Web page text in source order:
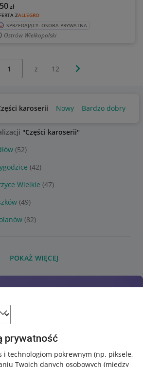
prywatność
i technologiom pokrewnym (np. piksele,
Twoich danych osobowych (między
ZALLEGRO
zł
SPRZEDAJĄCY: OSOBA PRYWATNA
Ostrów Wielkopolski
z 12 Następna strona
karoserii Nowy Bardzo dobry
"Części karoserii"
(52)
(42)
Wielkie (47)
(49)
(82)
POKAŻ WIĘCEJ